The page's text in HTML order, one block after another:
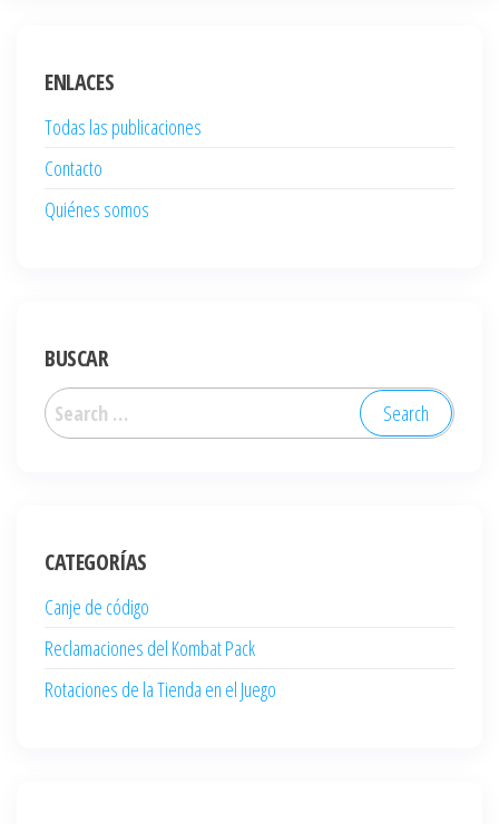
ENLACES
Todas las publicaciones
Contacto
Quiénes somos
BUSCAR
Search
for:
CATEGORÍAS
Canje de código
Reclamaciones del Kombat Pack
Rotaciones de la Tienda en el Juego